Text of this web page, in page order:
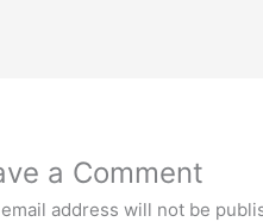
a Comment
address will not be